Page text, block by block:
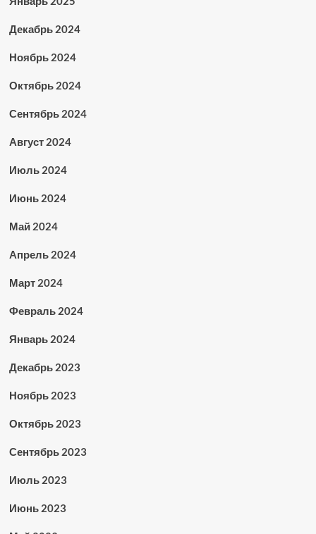
Декабрь 2024
Ноябрь 2024
Октябрь 2024
Сентябрь 2024
Август 2024
Июль 2024
Июнь 2024
Май 2024
Апрель 2024
Март 2024
Февраль 2024
Январь 2024
Декабрь 2023
Ноябрь 2023
Октябрь 2023
Сентябрь 2023
Июль 2023
Июнь 2023